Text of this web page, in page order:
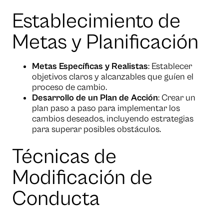
Establecimiento de
Metas y Planificación
Metas Específicas y Realistas: Establecer
objetivos claros y alcanzables que guíen el
proceso de cambio.
Desarrollo de un Plan de Acción: Crear un
plan paso a paso para implementar los
cambios deseados, incluyendo estrategias
para superar posibles obstáculos.
Técnicas de
Modificación de
Conducta